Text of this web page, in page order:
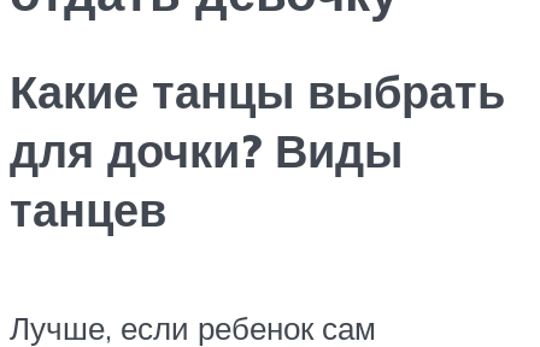
Какие танцы выбрать
для дочки? Виды
танцев
Лучше, если ребенок сам